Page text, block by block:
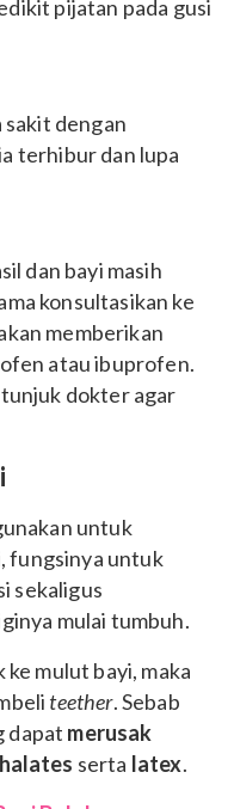
pijatan pada gusi
dengan
terhibur dan lupa
dan bayi masih
konsultasikan ke
memberikan
atau ibuprofen.
dokter agar
untuk
fungsinya untuk
sekaligus
mulai tumbuh.
ke mulut bayi, maka
teether. Sebab
dapat merusak
serta latex.